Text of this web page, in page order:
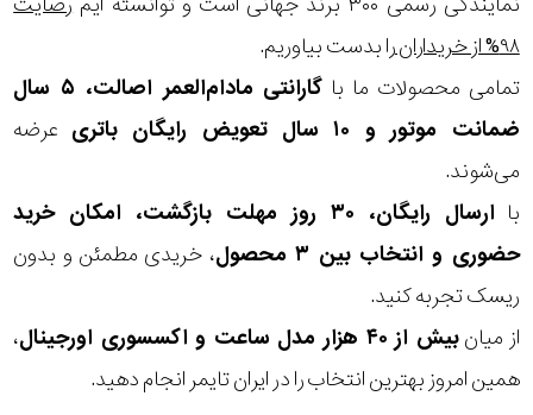
۹۸% از خریداران
را بدست بیاوریم.
تمامی محصولات ما با
گارانتی مادام‌العمر اصالت، ۵ سال
ضمانت موتور و ۱۰ سال تعویض رایگان باتری
عرضه
می‌شوند.
با
ارسال رایگان، ۳۰ روز مهلت بازگشت، امکان خرید
حضوری و انتخاب بین ۳ محصول
، خریدی مطمئن و بدون
ریسک تجربه کنید.
از میانبیش از ۴۰ هزار مدل ساعت و اکسسوری اورجینال
،
همین امروز بهترین انتخاب را در ایران تایمر انجام دهید.